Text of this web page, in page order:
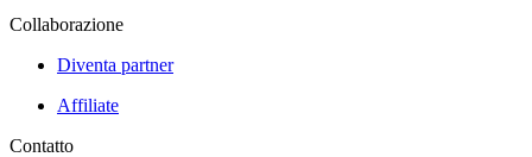
Collaborazione
Diventa partner
Affiliate
Contatto